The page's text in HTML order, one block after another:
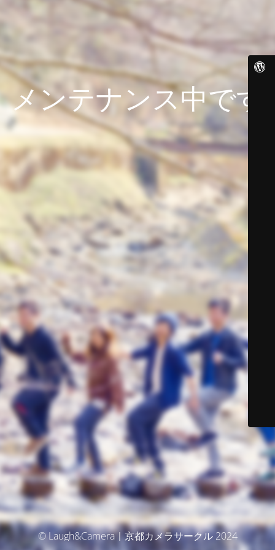
メンテナンス中です
© Laugh&Camera｜京都カメラサークル 2024